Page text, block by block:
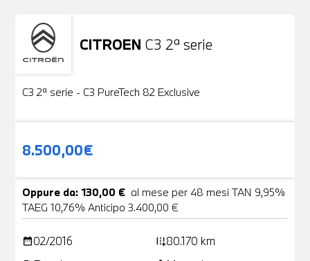
CITROEN C3 2ª serie
Usato
C3 2ª serie - C3 PureTech 82 Exclusive
8.500,00€
Oppure da: 130,00 € al mese per 48 mesi TAN 9,95%
TAEG 10,76% Anticipo 3.400,00 €
date_range02/2016 add_road80.170 km